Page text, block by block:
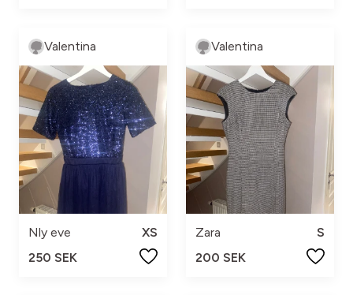
Valentina
Nly eve
XS
250 SEK
Valentina
Zara
S
200 SEK